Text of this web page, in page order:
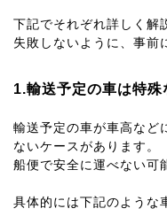
下記でそれぞれ詳しく解
失敗しないように、事前
1.輸送予定の車は特
輸送予定の車が車高など
ないケースがあります。
船便で安全に運べない可
具体的には下記のような